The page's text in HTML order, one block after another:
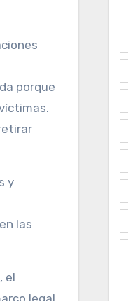
porque
y
las
el